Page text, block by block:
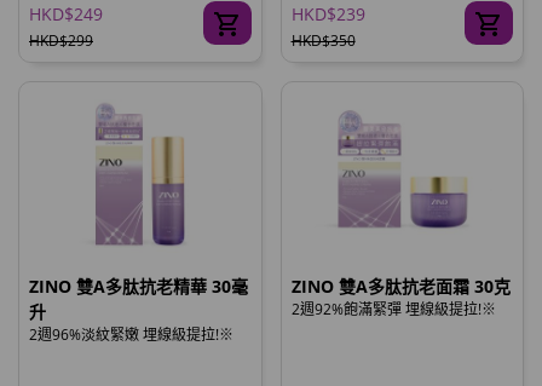
HKD$249
HKD$299
HKD$239
HKD$350
ZINO 雙A多肽抗老精華 30毫
升
2週96%淡紋緊嫩 埋線級提拉!※
ZINO 雙A多肽抗老面霜 30克
2週92%飽滿緊彈 埋線級提拉!※